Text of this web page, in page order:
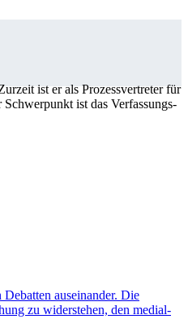
ist er als Prozessvertreter für
ist das Verfassungs-
auseinander. Die
zu widerstehen, den medial-